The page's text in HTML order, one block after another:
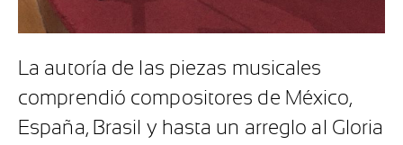
La autoría de las piezas musicales
comprendió compositores de México,
España, Brasil y hasta un arreglo al Gloria